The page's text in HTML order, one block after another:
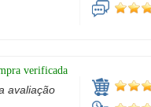
verificada
avaliação